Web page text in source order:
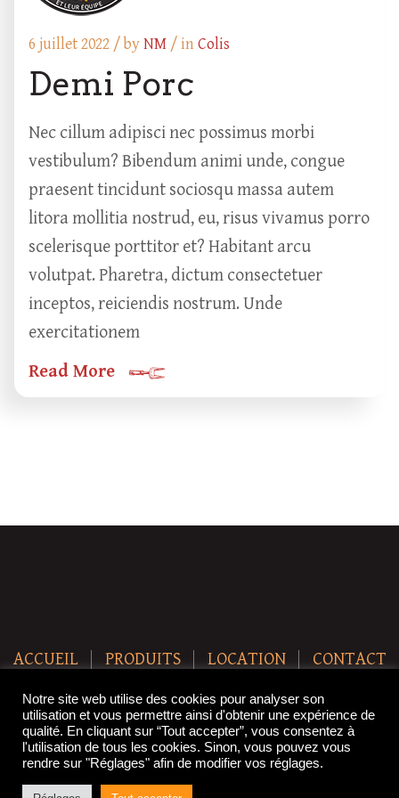
6 juillet 2022 /byNM / inColis
Demi Porc
Nec cillum adipisci nec possimus morbi
vestibulum? Bibendum animi unde, congue
praesent tincidunt sociosqu massa autem
litora mollitia nostrud, eu, risus vivamus porro
scelerisque porttitor et? Habitant arcu
volutpat. Pharetra, dictum consectetuer
inceptos, reiciendis nostrum. Unde
exercitationem
Read More
ACCUEIL PRODUITS LOCATION CONTACT
Copyright © 2021 SteakBreak. All Rights Reserved.
Notre site web utilise des cookies pour analyser son
utilisation et vous permettre ainsi d'obtenir une expérience de
qualité. En cliquant sur “Tout accepter”, vous consentez à
l'utilisation de tous les cookies. Sinon, vous pouvez vous
rendre sur "Réglages" afin de modifier vos réglages.